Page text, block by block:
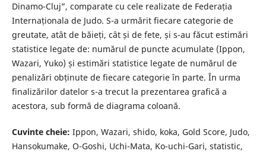
Dinamo-Cluj”, comparate cu cele realizate de Federația
Internaționala de Judo. S-a urmărit fiecare categorie de
greutate, atât de băieți, cât și de fete, și s-au făcut estimări
statistice legate de: numărul de puncte acumulate (Ippon,
Wazari, Yuko) și estimări statistice legate de numărul de
penalizări obținute de fiecare categorie în parte. În urma
finalizărilor datelor s-a trecut la prezentarea grafică a
acestora, sub formă de diagrama coloană.
Cuvinte cheie: Ippon, Wazari, shido, koka, Gold Score, Judo,
Hansokumake, O-Goshi, Uchi-Mata, Ko-uchi-Gari, statistic,